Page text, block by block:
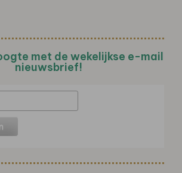
met de wekelijkse e-mail
nieuwsbrief!